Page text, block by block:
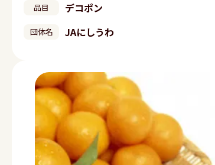
品目 デコポン
団体名 JAにしうわ